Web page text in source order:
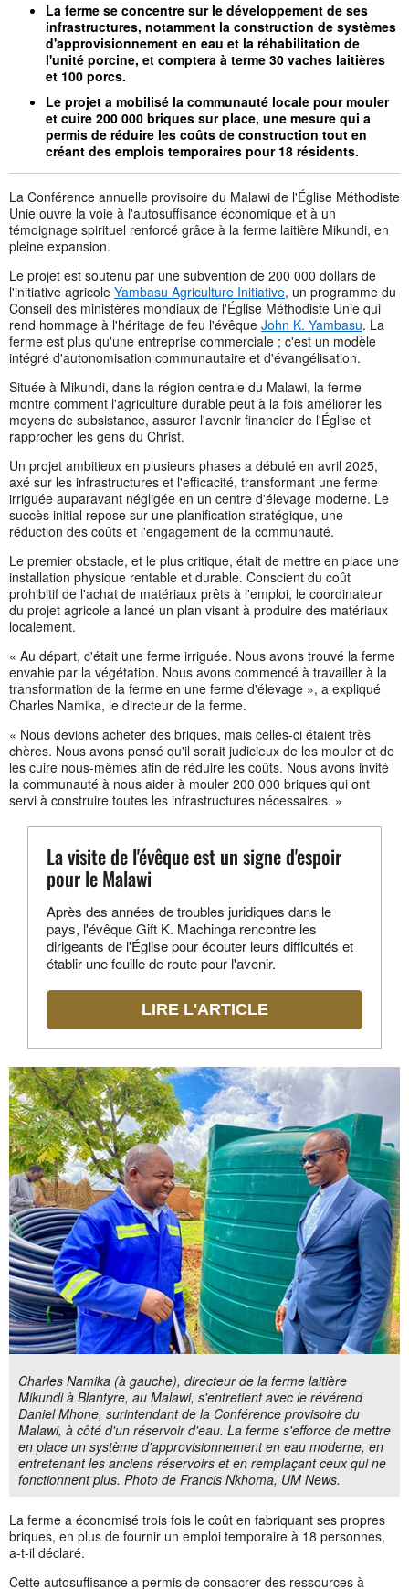
La ferme se concentre sur le développement de ses
infrastructures, notamment la construction de systèmes
d'approvisionnement en eau et la réhabilitation de
l'unité porcine, et comptera à terme 30 vaches laitières
et 100 porcs.
Le projet a mobilisé la communauté locale pour mouler
et cuire 200 000 briques sur place, une mesure qui a
permis de réduire les coûts de construction tout en
créant des emplois temporaires pour 18 résidents.
La Conférence annuelle provisoire du Malawi de l'Église Méthodiste
Unie ouvre la voie à l'autosuffisance économique et à un
témoignage spirituel renforcé grâce à la ferme laitière Mikundi, en
pleine expansion.
Le projet est soutenu par une subvention de 200 000 dollars de
l'initiative agricole Yambasu Agriculture Initiative, un programme du
Conseil des ministères mondiaux de l'Église Méthodiste Unie qui
rend hommage à l'héritage de feu l'évêque John K. Yambasu. La
ferme est plus qu'une entreprise commerciale ; c'est un modèle
intégré d'autonomisation communautaire et d'évangélisation.
Située à Mikundi, dans la région centrale du Malawi, la ferme
montre comment l'agriculture durable peut à la fois améliorer les
moyens de subsistance, assurer l'avenir financier de l'Église et
rapprocher les gens du Christ.
Un projet ambitieux en plusieurs phases a débuté en avril 2025,
axé sur les infrastructures et l'efficacité, transformant une ferme
irriguée auparavant négligée en un centre d'élevage moderne. Le
succès initial repose sur une planification stratégique, une
réduction des coûts et l'engagement de la communauté.
Le premier obstacle, et le plus critique, était de mettre en place une
installation physique rentable et durable. Conscient du coût
prohibitif de l'achat de matériaux prêts à l'emploi, le coordinateur
du projet agricole a lancé un plan visant à produire des matériaux
localement.
« Au départ, c'était une ferme irriguée. Nous avons trouvé la ferme
envahie par la végétation. Nous avons commencé à travailler à la
transformation de la ferme en une ferme d'élevage », a expliqué
Charles Namika, le directeur de la ferme.
« Nous devions acheter des briques, mais celles-ci étaient très
chères. Nous avons pensé qu'il serait judicieux de les mouler et de
les cuire nous-mêmes afin de réduire les coûts. Nous avons invité
la communauté à nous aider à mouler 200 000 briques qui ont
servi à construire toutes les infrastructures nécessaires. »
La visite de l'évêque est un signe d'espoir
pour le Malawi
Après des années de troubles juridiques dans le
pays, l'évêque Gift K. Machinga rencontre les
dirigeants de l'Église pour écouter leurs difficultés et
établir une feuille de route pour l'avenir.
LIRE L'ARTICLE
Charles Namika (à gauche), directeur de la ferme laitière
Mikundi à Blantyre, au Malawi, s'entretient avec le révérend
Daniel Mhone, surintendant de la Conférence provisoire du
Malawi, à côté d'un réservoir d'eau. La ferme s'efforce de mettre
en place un système d'approvisionnement en eau moderne, en
entretenant les anciens réservoirs et en remplaçant ceux qui ne
fonctionnent plus. Photo de Francis Nkhoma, UM News.
La ferme a économisé trois fois le coût en fabriquant ses propres
briques, en plus de fournir un emploi temporaire à 18 personnes,
a-t-il déclaré.
Cette autosuffisance a permis de consacrer des ressources à